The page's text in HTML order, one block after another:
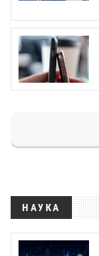
НАУКА